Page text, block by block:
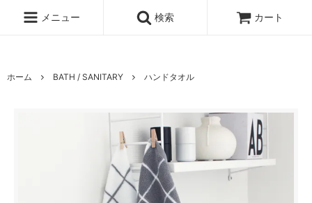
メニュー
検索 カート
ホーム BATH / SANITARY ハンドタオル